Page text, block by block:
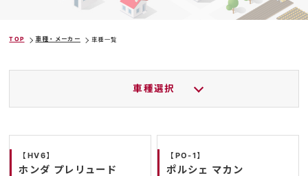
TOP 車種・メーカー 車種一覧
車種選択
【HV6】
ホンダ プレリュード
【PO-1】
ポルシェ マカン